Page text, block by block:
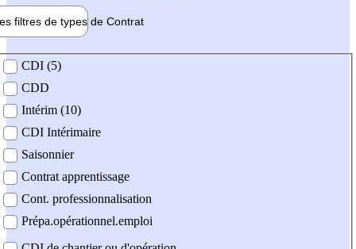
filtres de types de Contrat
contrat
CDI (5)
CDD
Intérim (10)
CDI Intérimaire
Saisonnier
Contrat apprentissage
Cont. professionnalisation
Prépa.opérationnel.emploi